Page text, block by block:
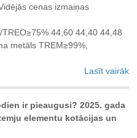
cenas izmaiņas
TREO≥75% 44,60 44,40 44,48
metāls TREM≥99%,
Lasīt vairāk
ir pieaugusi? 2025. gada
elementu kotācijas un